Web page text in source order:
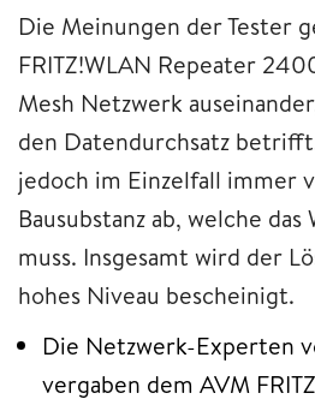
Die Meinungen der Tester
FRITZ!WLAN Repeater
Mesh Netzwerk
den Datendurchsatz
jedoch im Einzelfall immer
Bausubstanz ab, welche
muss. Insgesamt wird der
hohes Niveau bescheinigt.
Die Netzwerk-Experten
vergaben dem AVM